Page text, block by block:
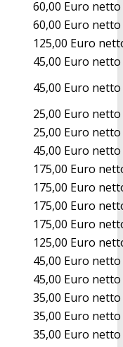
60,00 Euro netto
60,00 Euro netto
125,00 Euro
45,00 Euro netto
45,00 Euro netto
25,00 Euro netto
25,00 Euro netto
45,00 Euro netto
175,00 Euro
175,00 Euro
175,00 Euro
175,00 Euro
125,00 Euro
45,00 Euro netto
45,00 Euro netto
35,00 Euro netto
35,00 Euro netto
35,00 Euro netto